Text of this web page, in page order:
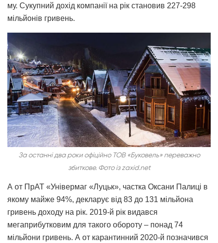
му. Сукупний дохід компанії на рік становив 227-298
мільйонів гривень.
За останні два роки офіційно ТОВ «Буковель» переважно
збиткове. Фото із zaxid.net
А от ПрАТ «Універмаг «Луцьк», частка Оксани Палиці в
якому майже 94%, декларує від 83 до 131 мільйона
гривень доходу на рік. 2019-й рік видався
мегаприбутковим для такого обороту – понад 74
мільйони гривень. А от карантинний 2020-й позначився